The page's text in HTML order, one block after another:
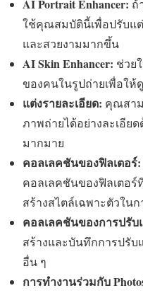
AI Portrait Enhancer: ถ้
ใช้คุณสมบัตินี้เพื่อปรับแ
และสวยงามมากขึ้น
AI Skin Enhancer: ช่วย
ของคนในรูปถ่ายเพื่อให้
แต่งรายละเอียด: คุณสาม
ภาพถ่ายได้อย่างละเอีย
มากมาย
คอลเลคชันของฟิลเตอร์:
คอลเลคชันของฟิลเตอ
สร้างสไตล์เฉพาะตัวใน
คอลเลคชันของการปรับ
สร้างและบันทึกการปรั
อื่น ๆ
การทำงานร่วมกับ